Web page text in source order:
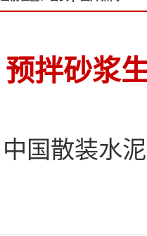
预拌砂浆
中国散装水